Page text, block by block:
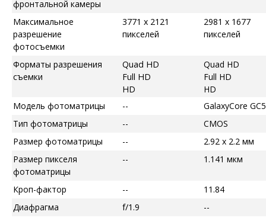
фронтальной камеры
Максимальное
разрешение
фотосъемки
3771 x 2121
пикселей
2981 x 1677
пикселей
Форматы разрешения
съемки
Quad HD
Full HD
HD
Quad HD
Full HD
HD
Модель фотоматрицы
--
GalaxyCore
Тип фотоматрицы
--
CMOS
Размер фотоматрицы
--
2.92 x 2.2 мм
Размер пикселя
фотоматрицы
-- 1.141 мкм
Кроп-фактор --
11.84
Диафрагма
f/1.9
--